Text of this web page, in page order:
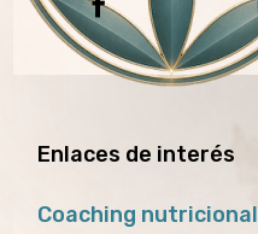
Enlaces de interés
Coaching nutricional